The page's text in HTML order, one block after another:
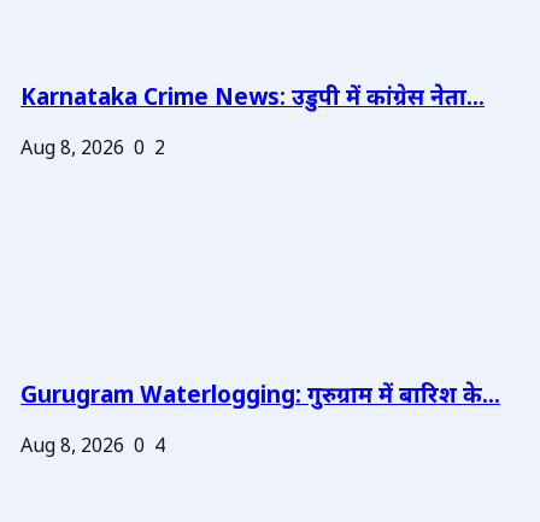
Karnataka Crime News: उडुपी में कांग्रेस नेता...
Aug 8, 2026 0 2
Gurugram Waterlogging: गुरुग्राम में बारिश के...
Aug 8, 2026 0 4